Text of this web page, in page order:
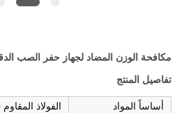
مكافحة الوزن المضاد لجهاز حفر الصب
تفاصيل المنتج
أساساً المواد الفولاذ